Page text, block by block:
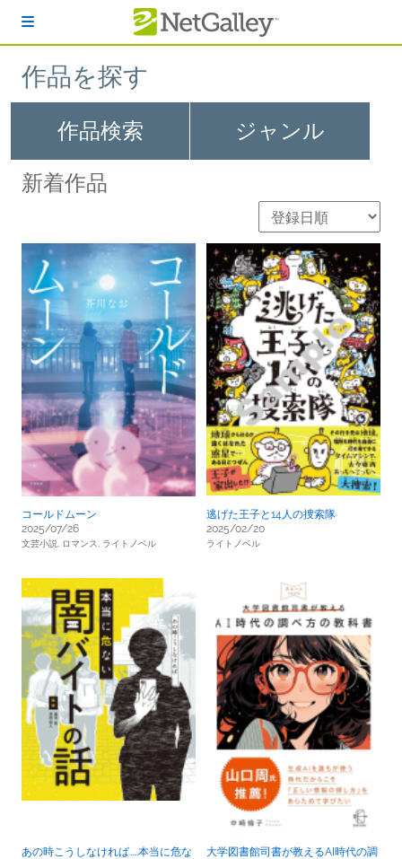
作品を探す
作品検索
ジャンル
新着作品
コールドムーン
2025/07/26
文芸小説, ロマンス, ライトノベル
逃げた王子と14人の捜索隊
2025/02/20
ライトノベル
あの時こうしなければ……本当に危な
大学図書館司書が教えるAI時代の調